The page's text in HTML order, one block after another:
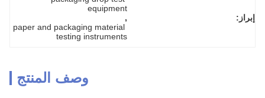
إبراز:
equipment
,
paper and packaging material
testing instruments
وصف المنتج